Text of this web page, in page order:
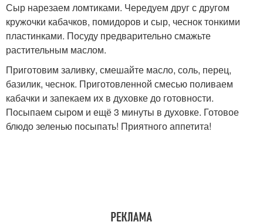
Сыр нарезаем ломтиками. Чередуем друг с другом
кружочки кабачков, помидоров и сыр, чеснок тонкими
пластинками. Посуду предварительно смажьте
растительным маслом.
Приготовим заливку, смешайте масло, соль, перец,
базилик, чеснок. Приготовленной смесью поливаем
кабачки и запекаем их в духовке до готовности.
Посыпаем сыром и ещё 3 минуты в духовке. Готовое
блюдо зеленью посыпать! Приятного аппетита!